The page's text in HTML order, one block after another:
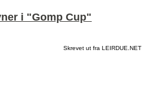
i "Gomp Cup"
Skrevet ut fra LEIRDUE.NET